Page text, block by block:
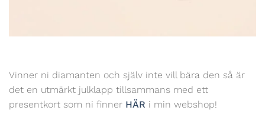
Vinner ni diamanten och själv inte vill bära den så är
det en utmärkt julklapp tillsammans med ett
presentkort som ni finner HÄR i min webshop!